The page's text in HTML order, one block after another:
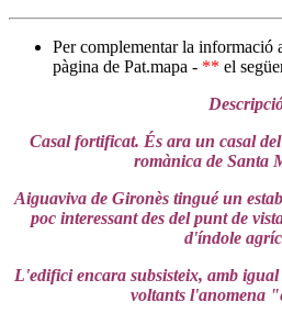
Per complementar la informació
pàgina de Pat.mapa - ** el
Casal fortificat. És ara un casal
romànica de Santa
Aiguaviva de Gironès tingué un
poc interessant des del punt de
d'índole
L'edifici encara subsisteix, amb
voltants l'anomena